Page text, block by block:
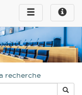
Toggle
infos
Toggle
navigation
recherche